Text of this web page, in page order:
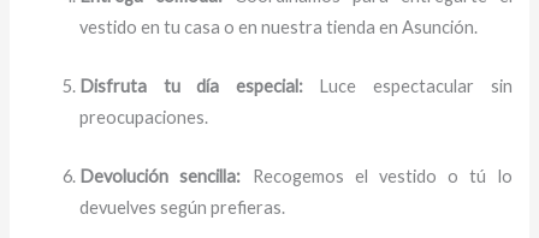
vestido en tu casa o en nuestra tienda en Asunción.
Disfruta tu día especial:Luce espectacular sin
preocupaciones.
Devolución sencilla: Recogemos el vestido o tú lo
devuelves según prefieras.